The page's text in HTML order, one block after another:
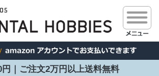
円｜ご注文2万円以上送料無料